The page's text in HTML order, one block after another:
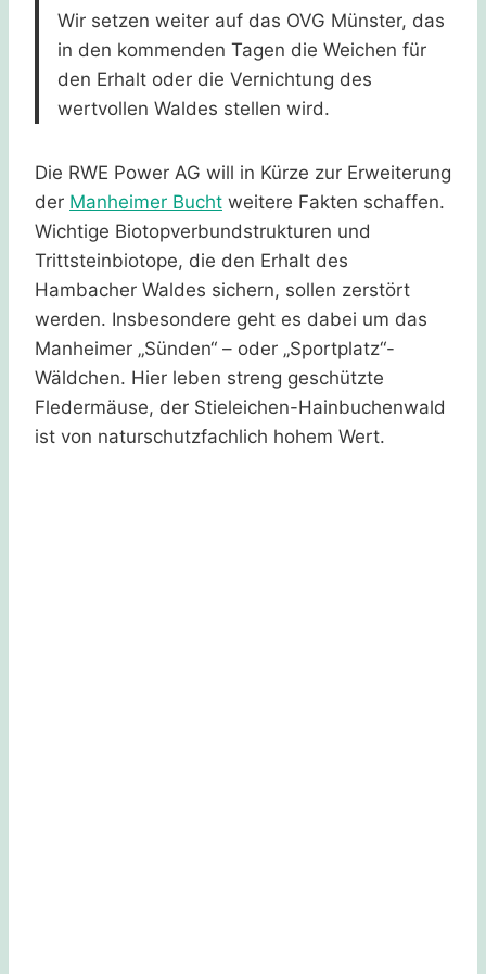
Wir setzen weiter auf das OVG Münster, das
in den kommenden Tagen die Weichen für
den Erhalt oder die Vernichtung des
wertvollen Waldes stellen wird.
Die RWE Power AG will in Kürze zur Erweiterung
der Manheimer Bucht weitere Fakten schaffen.
Wichtige Biotopverbundstrukturen und
Trittsteinbiotope, die den Erhalt des
Hambacher Waldes sichern, sollen zerstört
werden. Insbesondere geht es dabei um das
Manheimer „Sünden“ – oder „Sportplatz“-
Wäldchen. Hier leben streng geschützte
Fledermäuse, der Stieleichen-Hainbuchenwald
ist von naturschutzfachlich hohem Wert.